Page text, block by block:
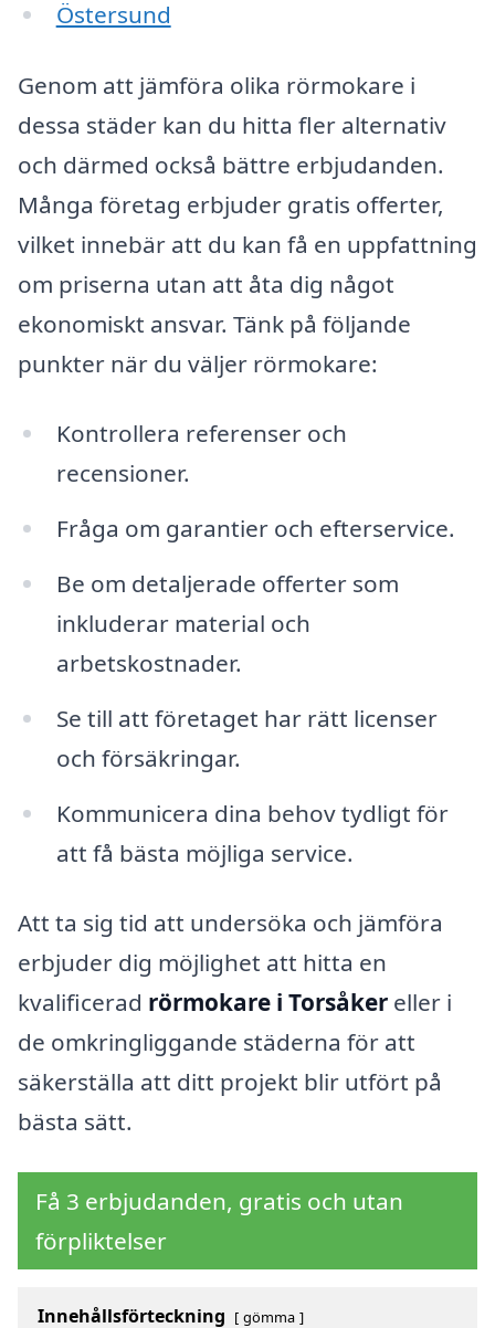
Östersund
Genom att jämföra olika rörmokare i
dessa städer kan du hitta fler alternativ
och därmed också bättre erbjudanden.
Många företag erbjuder gratis offerter,
vilket innebär att du kan få en uppfattning
om priserna utan att åta dig något
ekonomiskt ansvar. Tänk på följande
punkter när du väljer rörmokare:
Kontrollera referenser och
recensioner.
Fråga om garantier och efterservice.
Be om detaljerade offerter som
inkluderar material och
arbetskostnader.
Se till att företaget har rätt licenser
och försäkringar.
Kommunicera dina behov tydligt för
att få bästa möjliga service.
Att ta sig tid att undersöka och jämföra
erbjuder dig möjlighet att hitta en
kvalificerad rörmokare i Torsåker eller i
de omkringliggande städerna för att
säkerställa att ditt projekt blir utfört på
bästa sätt.
Få 3 erbjudanden, gratis och utan
förpliktelser
Innehållsförteckning gömma